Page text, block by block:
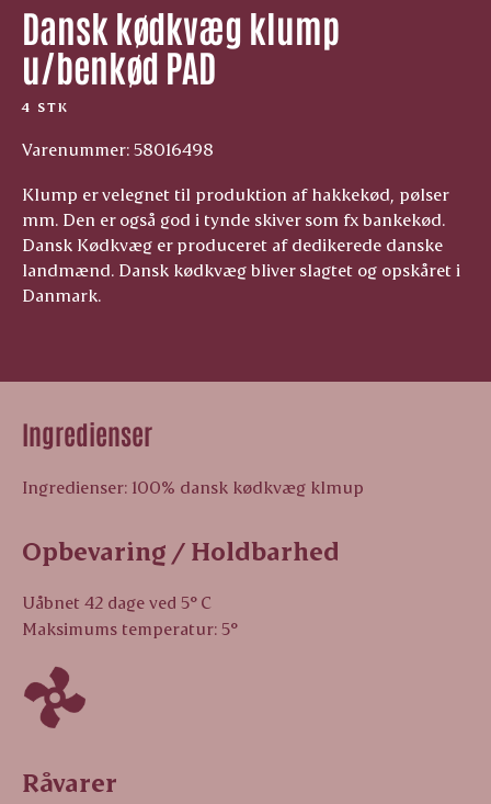
Dansk kødkvæg klump
u/benkød PAD
4 STK
Varenummer: 58016498
Klump er velegnet til produktion af hakkekød, pølser
mm. Den er også god i tynde skiver som fx bankekød.
Dansk Kødkvæg er produceret af dedikerede danske
landmænd. Dansk kødkvæg bliver slagtet og opskåret i
Danmark.
Ingredienser
Ingredienser: 100% dansk kødkvæg klmup
Opbevaring / Holdbarhed
Uåbnet 42 dage ved 5° C
Maksimums temperatur: 5°
Råvarer